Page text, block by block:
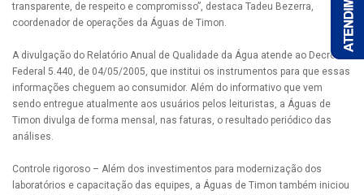
transparente, de respeito e compromisso”, destaca Tadeu Bezerra,
coordenador de operações da Águas de Timon.
A divulgação do Relatório Anual de Qualidade da Água atende ao Decreto
Federal 5.440, de 04/05/2005, que institui os instrumentos para que essas
informações cheguem ao consumidor. Além do informativo que vem
sendo entregue atualmente aos usuários pelos leituristas, a Águas de
Timon divulga de forma mensal, nas faturas, o resultado periódico das
análises.
Controle rigoroso – Além dos investimentos para modernização dos
laboratórios e capacitação das equipes, a Águas de Timon também iniciou